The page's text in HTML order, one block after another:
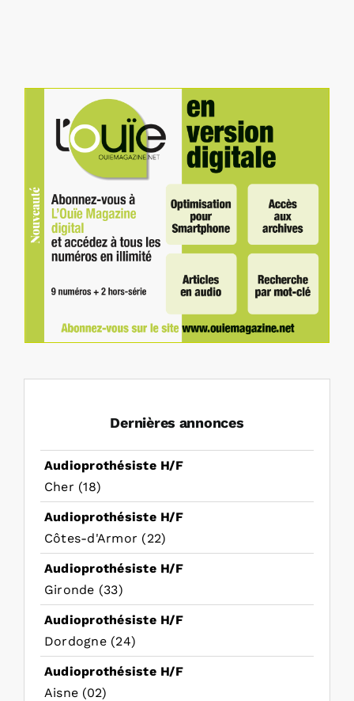
Dernières annonces
Audioprothésiste H/F
Cher (18)
Audioprothésiste H/F
Côtes-d'Armor (22)
Audioprothésiste H/F
Gironde (33)
Audioprothésiste H/F
Dordogne (24)
Audioprothésiste H/F
Aisne (02)